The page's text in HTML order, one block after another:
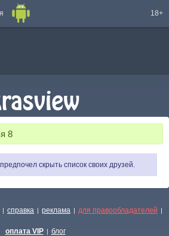
18+
8
скрыть список своих друзей.
| справка | реклама | для правообладателей |
оплата VIP | блог